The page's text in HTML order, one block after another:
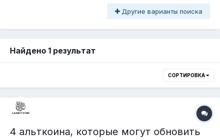
Другие варианты поиска
Найдено 1 результат
СОРТИРОВКА
4 альткоина, которые могут обновить